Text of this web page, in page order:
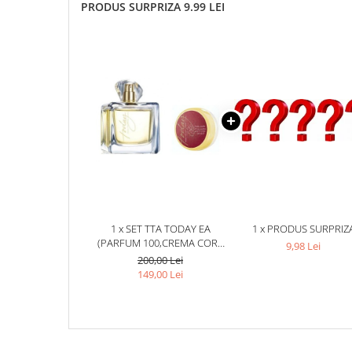
PRODUS SURPRIZA 9.99 LEI
1 x SET TTA TODAY EA
(PARFUM 100,CREMA CORP
150)
200,00 Lei
149,00 Lei
1 x PRODUS
9,98 Lei